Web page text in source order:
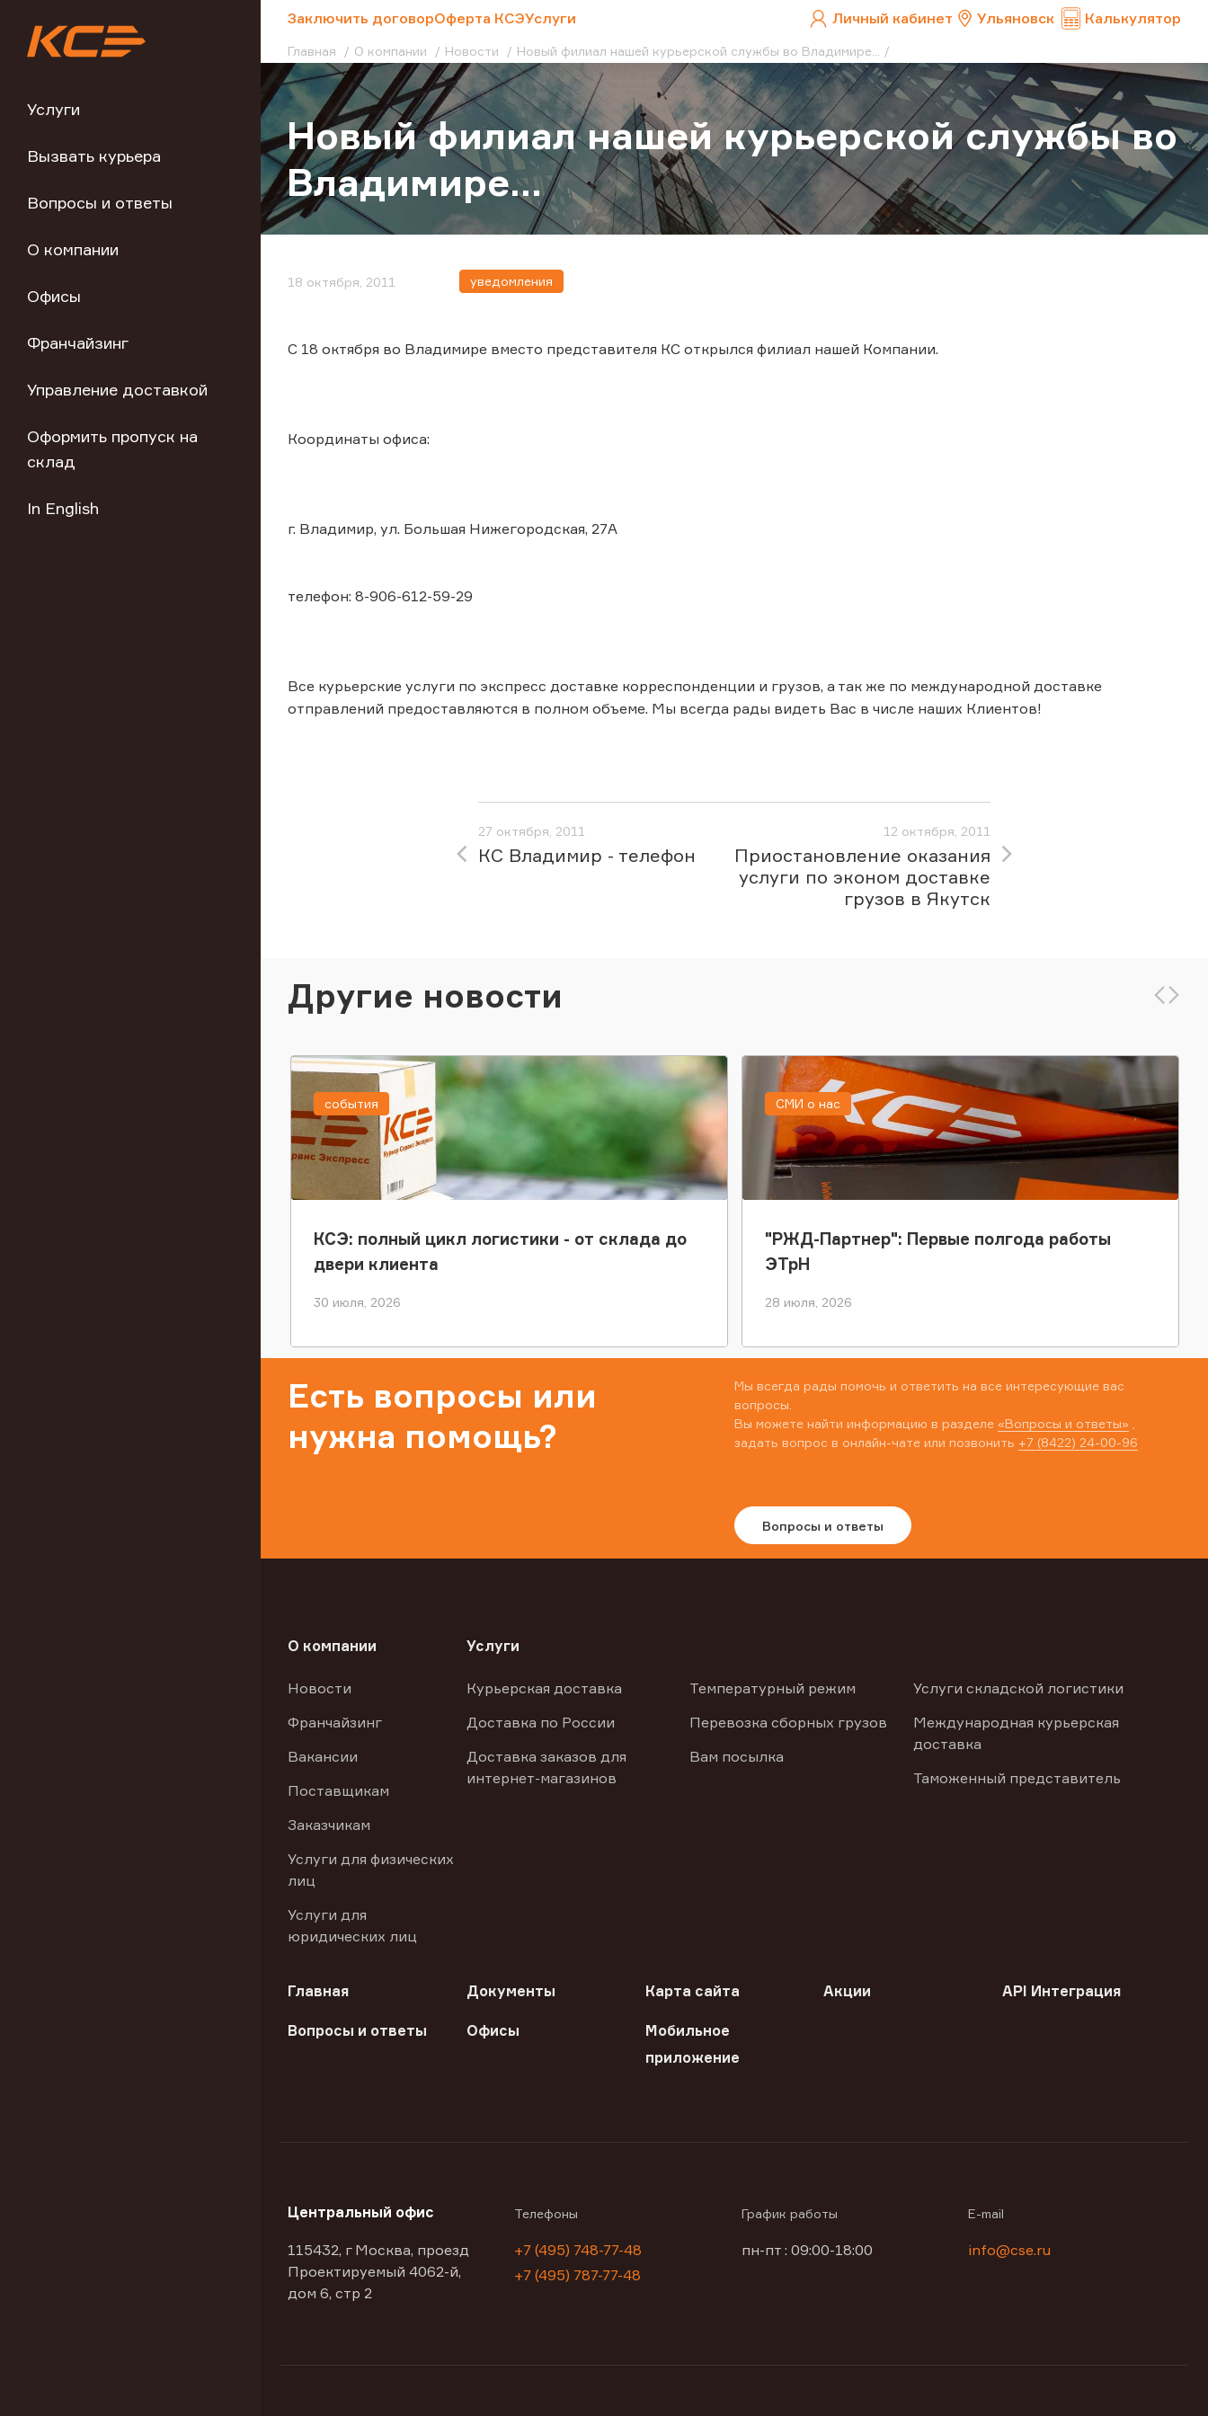
Услуги
Вызвать курьера
Вопросы и ответы
О компании
Офисы
Франчайзинг
Управление доставкой
Оформить пропуск на
склад
In English
Заключить договорОферта КСЭУслуги Личный кабинет Ульяновск Калькулятор
Главная О компании Новости Новый филиал нашей курьерской службы во Владимире...
Новый филиал нашей курьерской службы во
Владимире...
18 октября, 2011 уведомления
С 18 октября во Владимире вместо представителя КС открылся филиал нашей Компании.
Координаты офиса:
г. Владимир, ул. Большая Нижегородская, 27А
телефон: 8-906-612-59-29
Все курьерские услуги по экспресс доставке корреспонденции и грузов, а так же по международной доставке
отправлений предоставляются в полном объеме. Мы всегда рады видеть Вас в числе наших Клиентов!
27 октября, 2011
КС Владимир - телефон
12 октября, 2011
Приостановление оказания
услуги по эконом доставке
грузов в Якутск
Другие новости
КСЭ: полный цикл логистики - от склада до
двери клиента
30 июля, 2026
события
"РЖД-Партнер": Первые полгода работы
ЭТрН
28 июля, 2026
СМИ о нас
Есть вопросы или
нужна помощь?
Мы всегда рады помочь и ответить на все интересующие вас
вопросы.
Вы можете найти информацию в разделе «Вопросы и ответы»
задать вопрос в онлайн-чате или позвонить +7 (8422) 24-00-96
Вопросы и ответы
О компании
Новости
Франчайзинг
Вакансии
Поставщикам
Заказчикам
Услуги для физических
лиц
Услуги для
юридических лиц
Услуги
Курьерская доставка
Доставка по России
Доставка заказов для
интернет-магазинов
Температурный режим
Перевозка сборных грузов
Вам посылка
Услуги складской логистики
Международная курьерская
доставка
Таможенный представитель
Главная Документы Карта сайта Акции API Интеграция
Вопросы и ответы Офисы
Мобильное
приложение
Центральный офис
115432, г Москва, проезд
Проектируемый 4062-й,
дом 6, стр 2
Телефоны
+7 (495) 748-77-48
+7 (495) 787-77-48
График работы
пн-пт : 09:00-18:00
E-mail
info@cse.ru